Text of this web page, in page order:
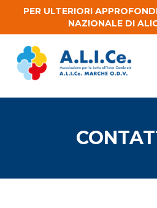
PER ULTERIORI
NAZIONALE DI